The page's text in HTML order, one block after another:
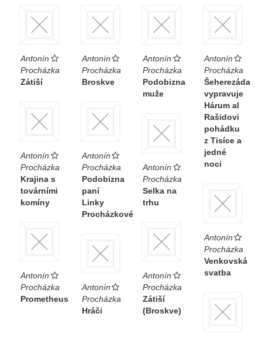
Antonín
Procházka
Zátiší
Antonín
Procházka
Broskve
Antonín
Procházka
Podobizna
muže
Antonín
Procházka
Šeherezáda
vypravuje
Hárum al
Rašidovi
pohádku
z Tisíce a
jedné
noci
Antonín
Procházka
Krajina s
továrními
komíny
Antonín
Procházka
Podobizna
paní
Linky
Procházkové
Antonín
Procházka
Selka na
trhu
Antonín
Procházka
Venkovská
svatba
Antonín
Procházka
Prometheus
Antonín
Procházka
Zátiší
(Broskve)
Antonín
Procházka
Hráči